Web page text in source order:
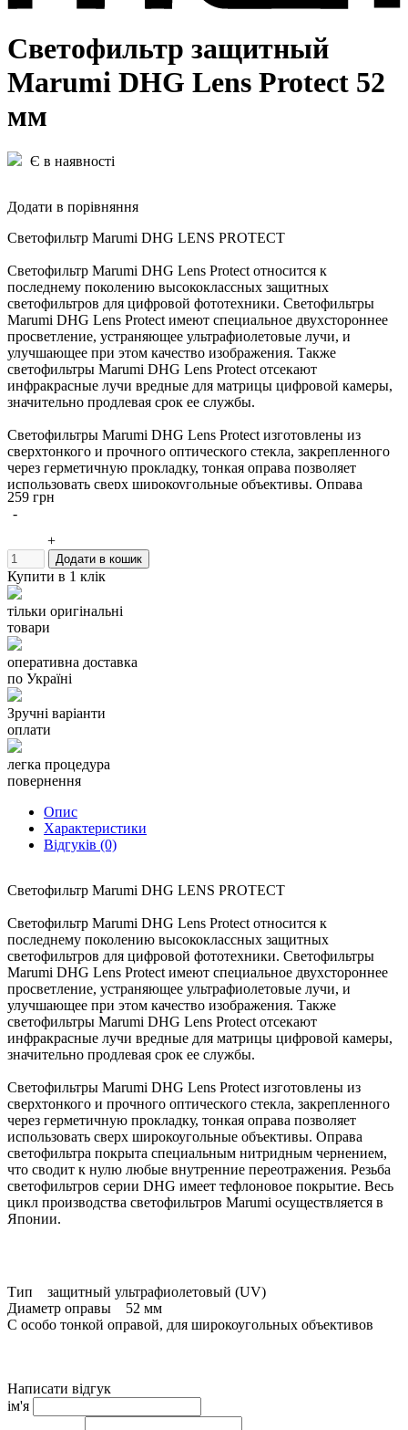
Светофильтр защитный
Marumi DHG Lens Protect 52
мм
Є в наявності
Додати в порівняння
Светофильтр Marumi DHG LENS PROTECT
Светофильтр Marumi DHG Lens Protect относится к
последнему поколению высококлассных защитных
светофильтров для цифровой фототехники. Светофильтры
Marumi DHG Lens Protect имеют специальное двухстороннее
просветление, устраняющее ультрафиолетовые лучи, и
улучшающее при этом качество изображения. Также
светофильтры Marumi DHG Lens Protect отсекают
инфракрасные лучи вредные для матрицы цифровой камеры,
значительно продлевая срок ее службы.
Светофильтры Marumi DHG Lens Protect изготовлены из
сверхтонкого и прочного оптического стекла, закрепленного
через герметичную прокладку, тонкая оправа позволяет
использовать сверх широкоугольные объективы. Оправа
светофильтра покрыта специальным нитридным чернением,
что сводит к нулю любые внутренние переотражения. Резьба
светофильтров серии DHG имеет тефлоновое покрытие. Весь
цикл производства светофильтров Marumi осуществляется в
Японии.
Светофильтр Marumi DHG Lens Protect подойдет для защиты
дорогой цифровой фототехники.
259 грн
-
+
Додати в кошик
Купити в 1 клік
тільки оригінальні
товари
оперативна доставка
по Україні
Зручні варіанти
оплати
легка процедура
повернення
Опис
Характеристики
Відгуків (0)
Светофильтр Marumi DHG LENS PROTECT
Светофильтр Marumi DHG Lens Protect относится к
последнему поколению высококлассных защитных
светофильтров для цифровой фототехники. Светофильтры
Marumi DHG Lens Protect имеют специальное двухстороннее
просветление, устраняющее ультрафиолетовые лучи, и
улучшающее при этом качество изображения. Также
светофильтры Marumi DHG Lens Protect отсекают
инфракрасные лучи вредные для матрицы цифровой камеры,
значительно продлевая срок ее службы.
Светофильтры Marumi DHG Lens Protect изготовлены из
сверхтонкого и прочного оптического стекла, закрепленного
через герметичную прокладку, тонкая оправа позволяет
использовать сверх широкоугольные объективы. Оправа
светофильтра покрыта специальным нитридным чернением,
что сводит к нулю любые внутренние переотражения. Резьба
светофильтров серии DHG имеет тефлоновое покрытие. Весь
цикл производства светофильтров Marumi осуществляется в
Японии.
Тип защитный ультрафиолетовый (UV)
Диаметр оправы 52 мм
С особо тонкой оправой, для широкоугольных объективов
Написати відгук
ім'я